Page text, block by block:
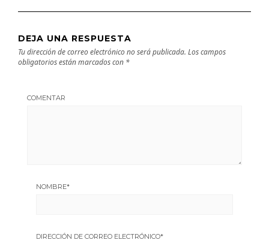
DEJA UNA RESPUESTA
Tu dirección de correo electrónico no será publicada. Los campos
obligatorios están marcados con *
COMENTAR
NOMBRE*
DIRECCIÓN DE CORREO ELECTRÓNICO*